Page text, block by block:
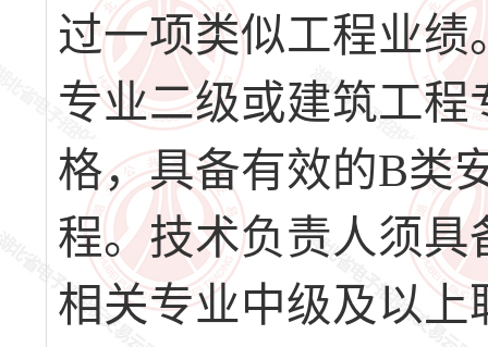
过一项类似工程业
专业二级或建筑工
格，具备有效的B类
程。技术负责人须
相关专业中级及以